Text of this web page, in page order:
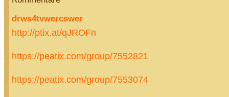
drws4tvwercswer
http://ptix.at/qJROFn
https://peatix.com/group/7552821
https://peatix.com/group/7553074